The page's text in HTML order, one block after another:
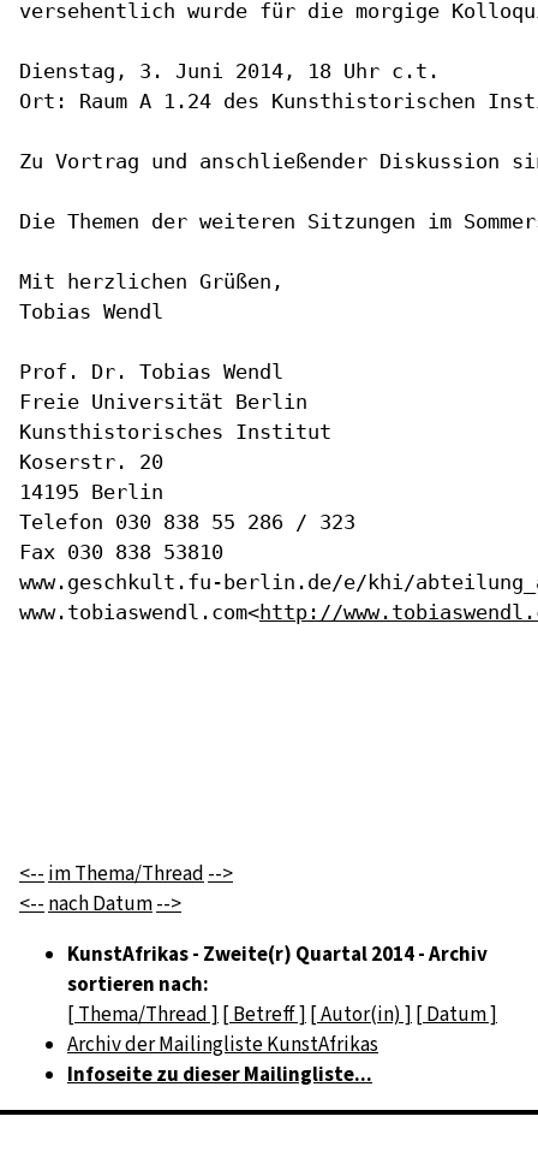
versehentlich wurde für die morgige
Dienstag, 3. Juni 2014, 18 Uhr c.t.
Ort: Raum A 1.24 des Kunsthistorischen
Zu Vortrag und anschließender Diskussion
Die Themen der weiteren Sitzungen im
Mit herzlichen Grüßen,
Tobias Wendl
Prof. Dr. Tobias Wendl
Freie Universität Berlin
Kunsthistorisches Institut
Koserstr. 20
14195 Berlin
Telefon 030 838 55 286 / 323
Fax 030 838 53810
www.geschkult.fu-berlin.de/e/khi/
www.tobiaswendl.com<http://
<-- im Thema/Thread -->
<-- nach Datum-->
KunstAfrikas - Zweite(r) Quartal 2014 - Archiv
sortieren nach:
[ Thema/Thread ] [ Betreff ] [ Autor(in) ] [ Datum ]
Archiv der Mailingliste KunstAfrikas
Infoseite zu dieser Mailingliste...